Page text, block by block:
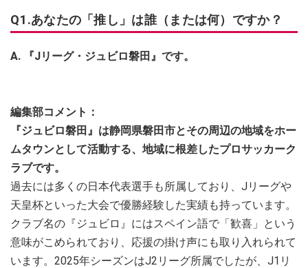
Q1.あなたの「推し」は誰（または何）ですか？
A. 『Jリーグ・ジュビロ磐田』です。
編集部コメント：
『ジュビロ磐田』は静岡県磐田市とその周辺の地域をホー
ムタウンとして活動する、地域に根差したプロサッカーク
ラブです。
過去には多くの日本代表選手も所属しており、Jリーグや
天皇杯といった大会で優勝経験した実績も持っています。
クラブ名の『ジュビロ』にはスペイン語で「歓喜」という
意味がこめられており、応援の掛け声にも取り入れられて
います。2025年シーズンはJ2リーグ所属でしたが、J1リ